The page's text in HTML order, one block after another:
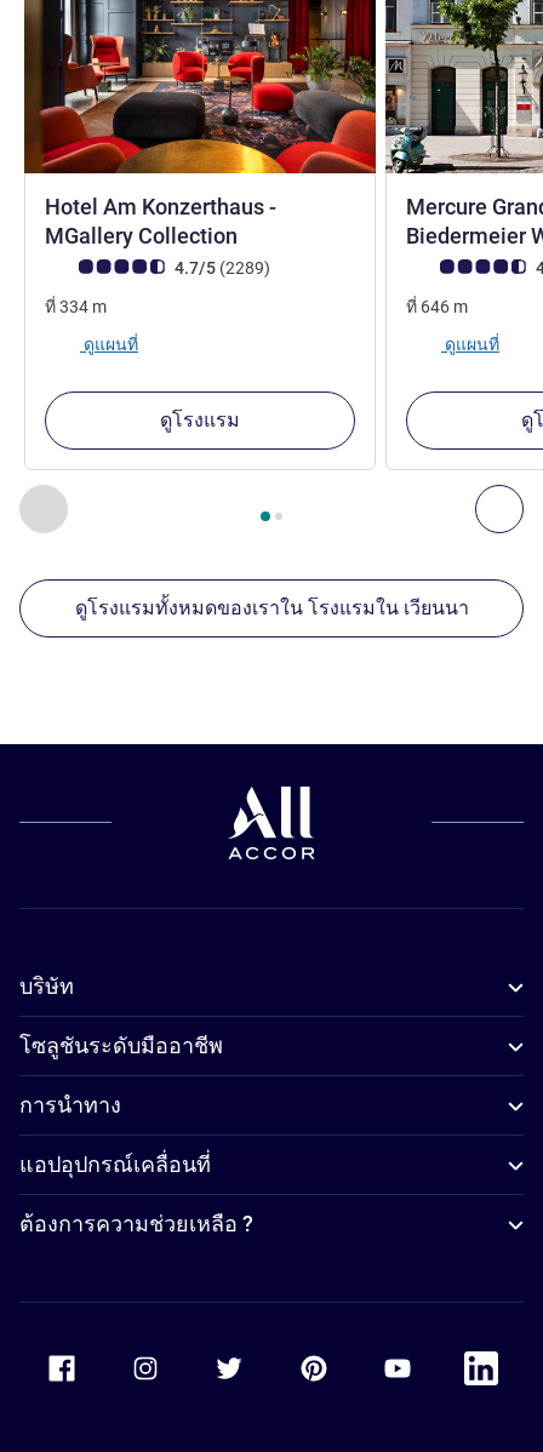
ก่อนหน้า - สถานประกอบการอื่นของเราที่อยู่ใกล้เคียง ถั
หน้า1 , สถานประกอบการอื่นของเราที่อยู่ใกล้เคียง 1 :,
Hotel Am Konzerthaus -
MGallery Collection
คะแนนความคิดเห็นจากแขก (เรทติ้งบน ALL)
4.7/5 (2289รีวิว รายการ
)
ที่334 m
ดูแผนที่
ดูโรงแรม
Mercure
Biedermeier
คะแนนความคิดเ
ที่ 646 m
ดูแผนที่
ดู
ดูโรงแรมทั้งหมดของเราใน โรงแรมใน เวียนนา
บริษัท
โซลูชันระดับมืออาชีพ
การนำทาง
แอปอุปกรณ์เคลื่อนที่
ต้องการความช่วยเหลือ ?
Accor Facebook Accor TwitterAccor PinterestAccor Youtube
Accor